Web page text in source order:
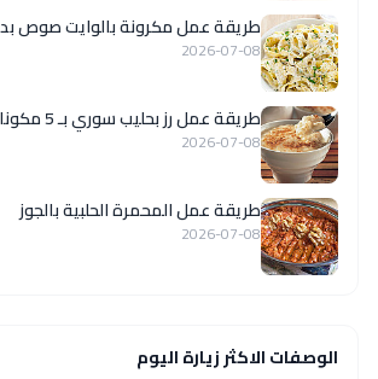
طريقة عمل مكرونة بالوايت صوص
2026-07-08
طريقة عمل رز بحليب سوري بـ 5 مكونات
2026-07-08
طريقة عمل المحمرة الحلبية بالجوز
2026-07-08
الوصفات الاكثر زيارة اليوم